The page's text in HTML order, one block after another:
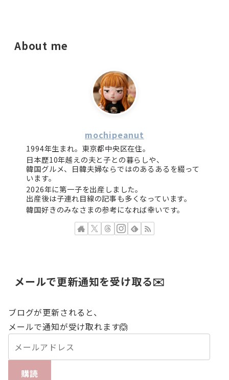
About me
mochipeanut
1994年生まれ。東京都中央区在住。
日本歴10年越えの夫と子との暮らしや、
韓国グルメ、日韓夫婦ならではのあるあるを綴って
います。
2026年に第一子を出産しました。
出産後は子連れ目線の記事も多くなっています。
韓国好きのみなさまの参考になれば幸いです。
メールで更新通知を受け取る✉️
ブログが更新されると、
メールで通知が受け取れます🙆
購読